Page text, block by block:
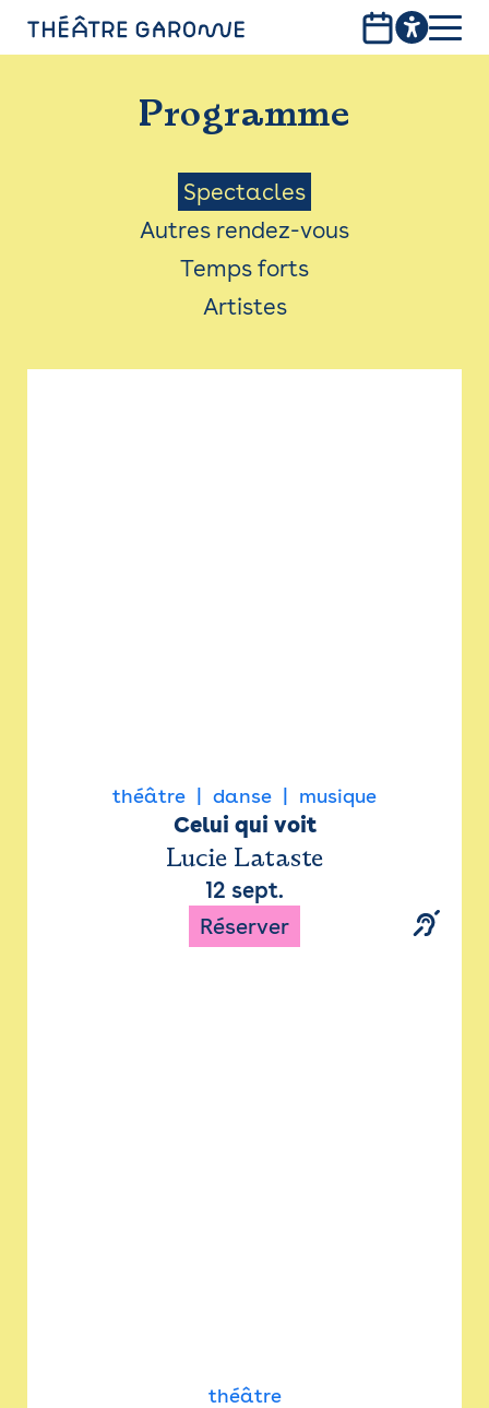
PROGRAMME
INFOS PRATIQUES
AVEC LES PUBLICS
ACCESSIBILITÉ
LES PRODUCTIONS
Programme
Menu
Saison
Spectacles
Autres rendez-vous
Temps forts
Artistes
théâtre danse musique
Celui qui voit
Lucie Lataste
12 sept.
Réserver
théâtre